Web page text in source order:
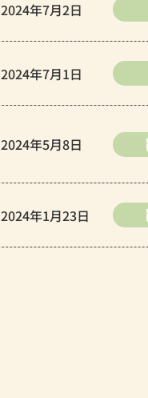
2024年7月2日
2024年7月1日
2024年5月8日
2024年1月23日